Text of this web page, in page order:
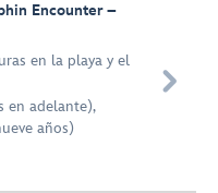
Encounter –
en la playa y el
en adelante),
años)
